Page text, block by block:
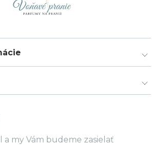
a my Vám budeme zasielať